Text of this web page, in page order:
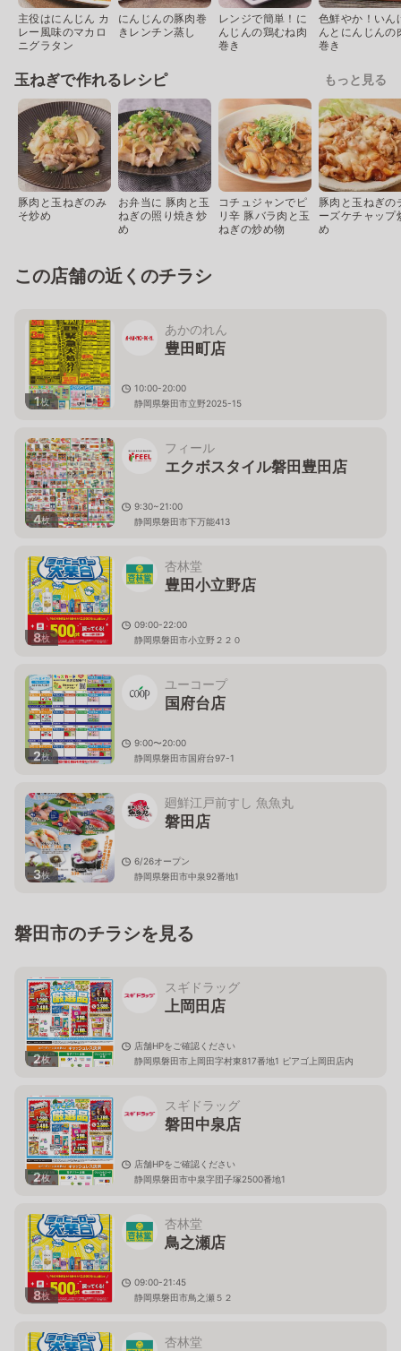
主役はにんじん カ
レー風味のマカロ
ニグラタン
にんじんの豚肉巻
きレンチン蒸し
レンジで簡単！に
んじんの鶏むね肉
巻き
色鮮やか！いん
んとにんじんの
巻き
玉ねぎで作れるレシピ もっと見る
豚肉と玉ねぎのみ
そ炒め
お弁当に 豚肉と玉
ねぎの照り焼き炒
め
コチュジャンでピ
リ辛 豚バラ肉と玉
ねぎの炒め物
豚肉と玉ねぎの
ーズケチャップ
め
この店舗の近くのチラシ
1枚
あかのれん
豊田町店
10:00-20:00
静岡県磐田市立野2025-15
4枚
フィール
エクボスタイル磐田豊田店
9:30~21:00
静岡県磐田市下万能413
8枚
杏林堂
豊田小立野店
09:00-22:00
静岡県磐田市小立野２２０
2枚
ユーコープ
国府台店
9:00〜20:00
静岡県磐田市国府台97-1
3枚
廻鮮江戸前すし 魚魚丸
磐田店
6/26オープン
静岡県磐田市中泉92番地1
磐田市のチラシを見る
2枚
スギドラッグ
上岡田店
店舗HPをご確認ください
静岡県磐田市上岡田字村東817番地1 ピアゴ上岡田店内
2枚
スギドラッグ
磐田中泉店
店舗HPをご確認ください
静岡県磐田市中泉字団子塚2500番地1
8枚
杏林堂
鳥之瀬店
09:00-21:45
静岡県磐田市鳥之瀬５２
杏林堂